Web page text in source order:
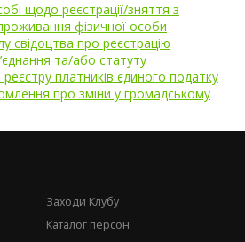
щодо реєстрації/зняття з
фізичної особи
свідоцтва про реєстрацію
та/або статуту
платників єдиного податку
про зміни у громадському
Заходи Клубу
Каталог персон